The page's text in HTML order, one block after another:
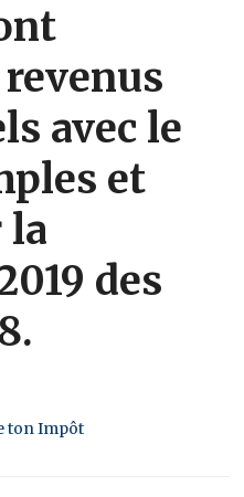
avec le
et
la
des
ton Impôt